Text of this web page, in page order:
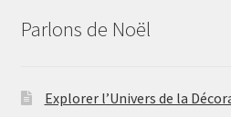
Parlons de Noël
Explorer l’Univers de la